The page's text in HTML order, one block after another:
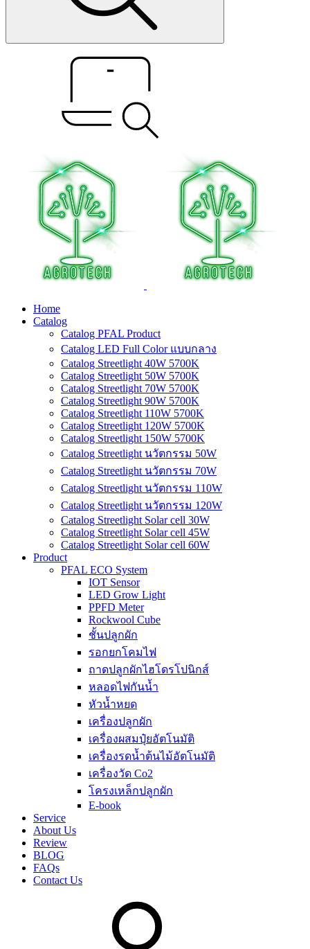
Home
Catalog
Catalog PFAL Product
Catalog LED Full Color แบบกลาง
Catalog Streetlight 40W 5700K
Catalog Streetlight 50W 5700K
Catalog Streetlight 70W 5700K
Catalog Streetlight 90W 5700K
Catalog Streetlight 110W 5700K
Catalog Streetlight 120W 5700K
Catalog Streetlight 150W 5700K
Catalog Streetlight นวัตกรรม 50W
Catalog Streetlight นวัตกรรม 70W
Catalog Streetlight นวัตกรรม 110W
Catalog Streetlight นวัตกรรม 120W
Catalog Streetlight Solar cell 30W
Catalog Streetlight Solar cell 45W
Catalog Streetlight Solar cell 60W
Product
PFAL ECO System
IOT Sensor
LED Grow Light
PPFD Meter
Rockwool Cube
ชั้นปลูกผัก
รอกยกโคมไฟ
ถาดปลูกผักไฮโดรโปนิกส์
หลอดไฟกันน้ำ
หัวน้ำหยด
เครื่องปลูกผัก
เครื่องผสมปุ๋ยอัตโนมัติ
เครื่องรดน้ำต้นไม้อัตโนมัติ
เครื่องวัด Co2
โครงเหล็กปลูกผัก
E-book
Service
About Us
Review
BLOG
FAQs
Contact Us